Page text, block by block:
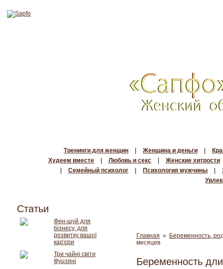
Тренинги для женщин Женщина и деньги
Худеем вместе
Любовь и секс
Женские хитрости
Семейный психолог Психология мужчины
Главная » Беременность,
месяцев
Беременность
Статьи
Фен-шуй для
бізнесу, для
розвитку вашої
кар'єри
Три чайні світи
Фуцзяні